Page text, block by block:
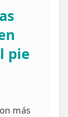
pie
más